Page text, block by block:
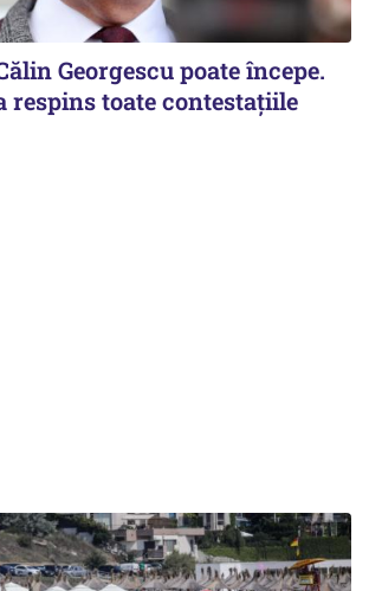
Georgescu poate începe.
respins toate contestațiile